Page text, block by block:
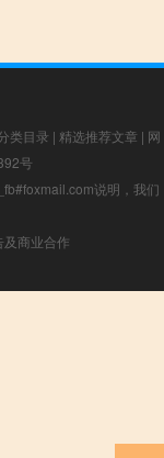
类目录 | 精选推荐文章 | 网
号
说明，我们
商业合作